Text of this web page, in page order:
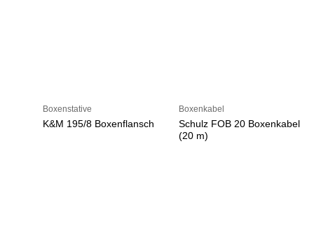
Boxenstative
K&M 195/8 Boxenflansch
Boxenkabel
Schulz FOB 20 Boxenkabel
(20 m)